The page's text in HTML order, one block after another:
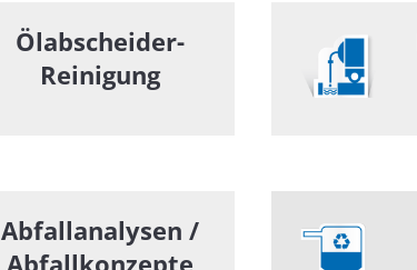
Ölabscheider-
Reinigung
Abfallanalysen /
Abfallkonzepte